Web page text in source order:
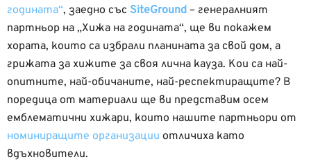
годината“, заедно със SiteGround – генералният
партньор на „Хижа на годината“, ще ви покажем
хората, които са избрали планината за свой дом, а
грижата за хижите за своя лична кауза. Кои са най-
опитните, най-обичаните, най-респектиращите? В
поредица от материали ще ви представим осем
емблематични хижари, които нашите партньори от
номиниращите организации отличиха като
вдъхновители.